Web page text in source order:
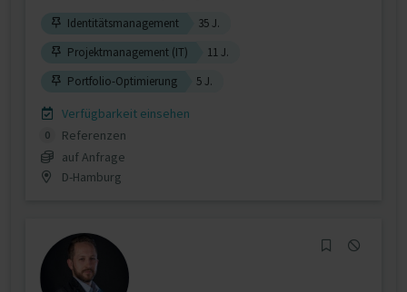
Identitätsmanagement
35 J.
Projektmanagement (IT)
11 J.
Portfolio-Optimierung
5 J.
Verfügbarkeit einsehen
0
Referenzen
auf Anfrage
D-Hamburg